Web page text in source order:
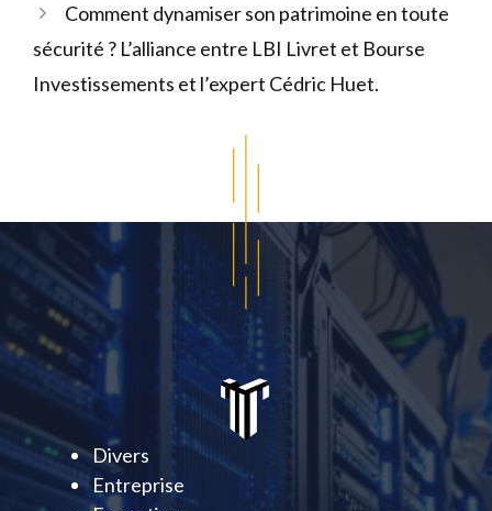
Comment dynamiser son patrimoine en toute
sécurité ? L’alliance entre LBI Livret et Bourse
Investissements et l’expert Cédric Huet.
Divers
Entreprise